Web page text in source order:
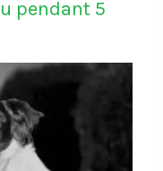
pendant 5